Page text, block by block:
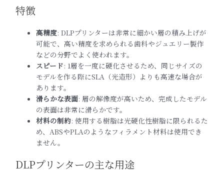
特徴
高精度: DLPプリンターは非常に細かい層の積み上げが
可能で、高い精度を求められる歯科やジュエリー製作
などの分野でよく使われます。
スピード: 1層を一度に硬化させるため、同じサイズの
モデルを作る際にSLA（光造形）よりも高速な場合が
あります。
滑らかな表面: 層の解像度が高いため、完成したモデル
の表面は非常に滑らかです。
材料の制約: 使用する樹脂は光硬化性樹脂に限られるた
め、ABSやPLAのようなフィラメント材料は使用でき
ません。
DLPプリンターの主な用途